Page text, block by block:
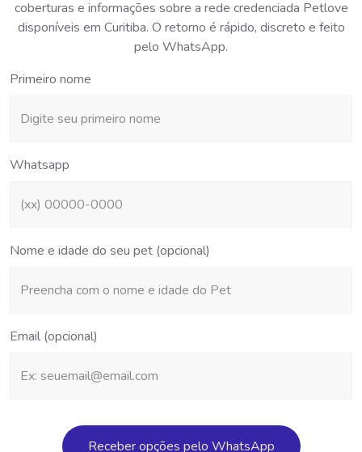
coberturas e informações sobre a rede credenciada Petlove
disponíveis em Curitiba. O retorno é rápido, discreto e feito
pelo WhatsApp.
Primeiro nome
Whatsapp
Nome e idade do seu pet (opcional)
Email (opcional)